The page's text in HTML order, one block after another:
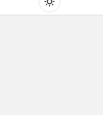
Mod
değiştir